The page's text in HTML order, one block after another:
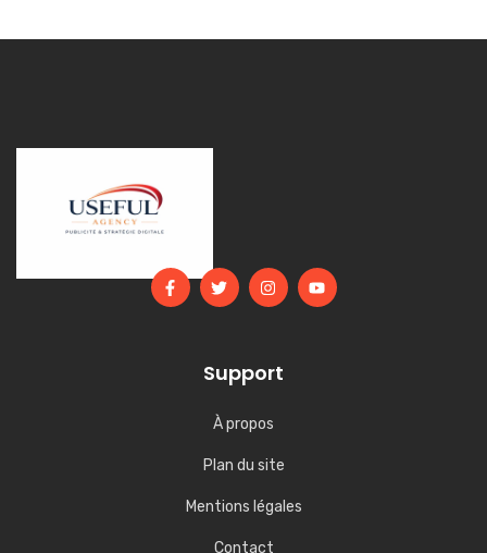
Support
À propos
Plan du site
Mentions légales
Contact